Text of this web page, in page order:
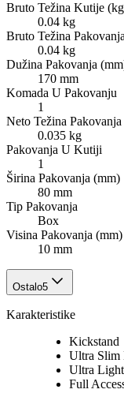
Bruto Težina Kutije
0.04 kg
Bruto Težina
0.04 kg
Dužina Pakovanja
170 mm
Komada U Pakovanju
1
Neto Težina
0.035 kg
Pakovanja U Kutiji
1
Širina Pakovanja (mm)
80 mm
Tip Pakovanja
Box
Visina Pakovanja (mm)
10 mm
Ostalo5
Karakteristike
Kickstand
Ultra Slim
Ultra
Full